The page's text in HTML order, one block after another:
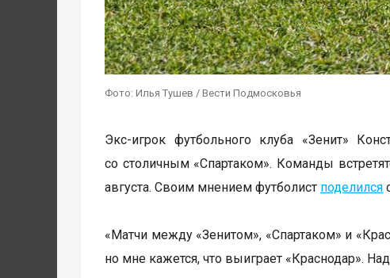
Фото: Илья Тушев / Вести Подмосковья
Экс-игрок футбольного клуба «Зенит»
со столичным «Спартаком». Команды
августа. Своим мнением футболист поделился
«Матчи между «Зенитом», «Спартаком» и
но мне кажется, что выиграет «Краснодар».